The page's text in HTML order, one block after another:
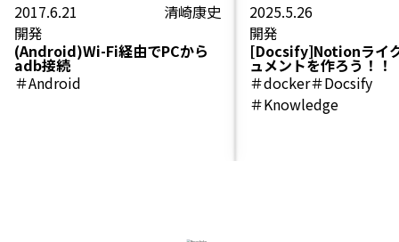
2017.6.21
清崎康史
開発
(Android)Wi-Fi経由でPCから
adb接続
＃Android
2025.5.26
開発
[Docsify]Notionライ
ュメントを作ろう！！
＃docker＃Docsify
＃Knowledge